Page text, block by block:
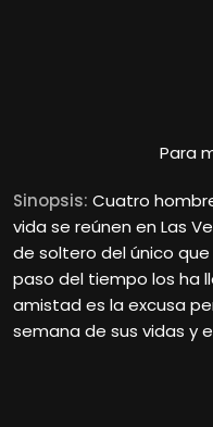
Para
Sinopsis: Cuatro
vida se reúnen en Las
de soltero del único
paso del tiempo los ha
amistad es la excusa
semana de sus vidas y